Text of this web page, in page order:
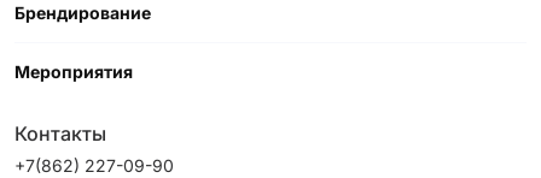
Брендирование
Мероприятия
Контакты
+7(862) 227-09-90